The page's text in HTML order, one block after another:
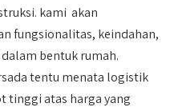
kami akan
fungsionalitas, keindahan,
bentuk rumah.
tentu menata logistik
tinggi atas harga yang